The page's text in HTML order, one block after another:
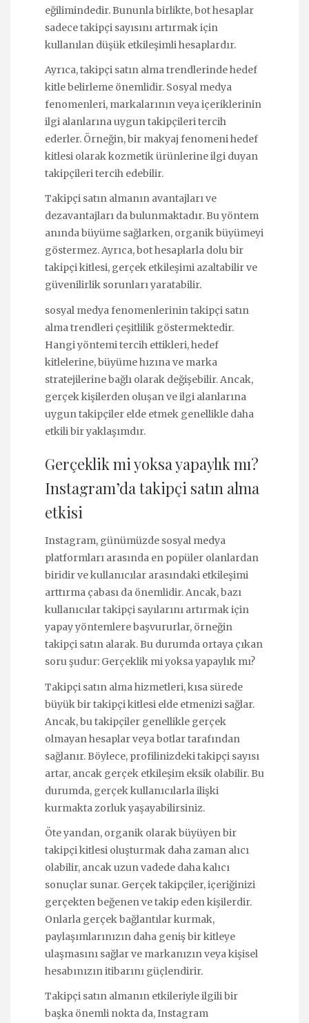
eğilimindedir. Bununla birlikte, bot hesaplar
sadece takipçi sayısını artırmak için
kullanılan düşük etkileşimli hesaplardır.
Ayrıca, takipçi satın alma trendlerinde hedef
kitle belirleme önemlidir. Sosyal medya
fenomenleri, markalarının veya içeriklerinin
ilgi alanlarına uygun takipçileri tercih
ederler. Örneğin, bir makyaj fenomeni hedef
kitlesi olarak kozmetik ürünlerine ilgi duyan
takipçileri tercih edebilir.
Takipçi satın almanın avantajları ve
dezavantajları da bulunmaktadır. Bu yöntem
anında büyüme sağlarken, organik büyümeyi
göstermez. Ayrıca, bot hesaplarla dolu bir
takipçi kitlesi, gerçek etkileşimi azaltabilir ve
güvenilirlik sorunları yaratabilir.
sosyal medya fenomenlerinin takipçi satın
alma trendleri çeşitlilik göstermektedir.
Hangi yöntemi tercih ettikleri, hedef
kitlelerine, büyüme hızına ve marka
stratejilerine bağlı olarak değişebilir. Ancak,
gerçek kişilerden oluşan ve ilgi alanlarına
uygun takipçiler elde etmek genellikle daha
etkili bir yaklaşımdır.
Gerçeklik mi yoksa yapaylık mı?
Instagram’da takipçi satın alma
etkisi
Instagram, günümüzde sosyal medya
platformları arasında en popüler olanlardan
biridir ve kullanıcılar arasındaki etkileşimi
arttırma çabası da önemlidir. Ancak, bazı
kullanıcılar takipçi sayılarını artırmak için
yapay yöntemlere başvururlar, örneğin
takipçi satın alarak. Bu durumda ortaya çıkan
soru şudur: Gerçeklik mi yoksa yapaylık mı?
Takipçi satın alma hizmetleri, kısa sürede
büyük bir takipçi kitlesi elde etmenizi sağlar.
Ancak, bu takipçiler genellikle gerçek
olmayan hesaplar veya botlar tarafından
sağlanır. Böylece, profilinizdeki takipçi sayısı
artar, ancak gerçek etkileşim eksik olabilir. Bu
durumda, gerçek kullanıcılarla ilişki
kurmakta zorluk yaşayabilirsiniz.
Öte yandan, organik olarak büyüyen bir
takipçi kitlesi oluşturmak daha zaman alıcı
olabilir, ancak uzun vadede daha kalıcı
sonuçlar sunar. Gerçek takipçiler, içeriğinizi
gerçekten beğenen ve takip eden kişilerdir.
Onlarla gerçek bağlantılar kurmak,
paylaşımlarınızın daha geniş bir kitleye
ulaşmasını sağlar ve markanızın veya kişisel
hesabınızın itibarını güçlendirir.
Takipçi satın almanın etkileriyle ilgili bir
başka önemli nokta da, Instagram